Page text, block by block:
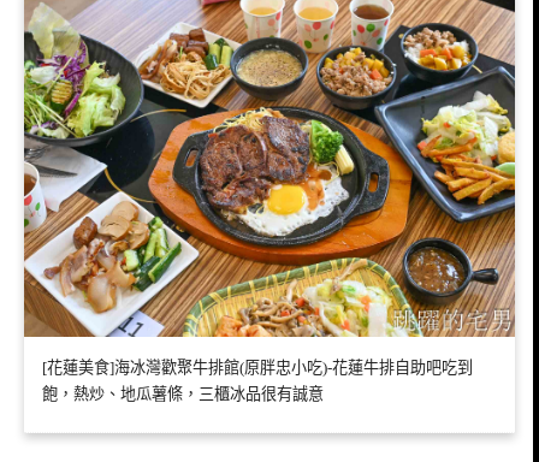
[花蓮美食]海冰灣歡聚牛排館(原胖忠小吃)-花蓮牛排自助吧吃到
飽，熱炒、地瓜薯條，三櫃冰品很有誠意